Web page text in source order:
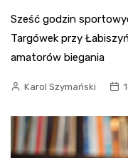
Sześć godzin
Targówek przy
amatorów biegania
Karol Szymański